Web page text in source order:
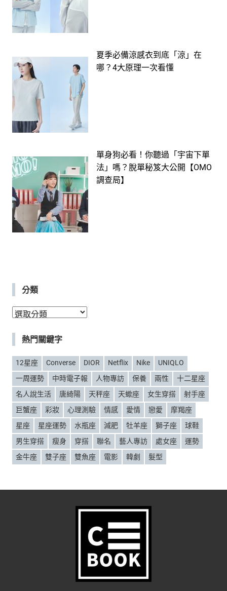
夏季必備涼感衣到底「涼」在
哪？4大原理一次看懂
單身狗必看！你聽過「宇宙下單
法」嗎？脫單秘笈大公開【OMO
調查局】
分類
分
熱門關鍵字
12星座 Converse DIOR Netflix Nike
UNIQLO
一周運勢
中時電子報 人物專訪 保養 兩性
十二星座
名人說生活
唐綺陽 天秤座 天蠍座 女生穿搭
射手座
巨蟹座
彩妝 心理測驗 情感 愛情 戀愛
摩羯座
星座
星座運勢 水瓶座 減肥 牡羊座 獅子座
球鞋
男生穿搭
瘦身 穿搭 聯名 藝人專訪 處女座
運勢
金牛座
雙子座 雙魚座 電影 韓劇 髮型